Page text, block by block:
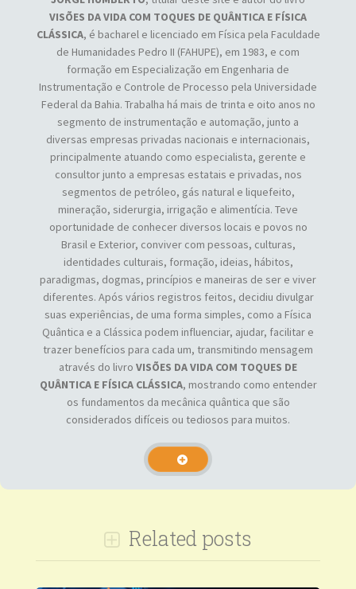
VISÕES DA VIDA COM TOQUES DE QUÂNTICA E FÍSICA
CLÁSSICA, é bacharel e licenciado em Física pela Faculdade
de Humanidades Pedro II (FAHUPE), em 1983, e com
formação em Especialização em Engenharia de
Instrumentação e Controle de Processo pela Universidade
Federal da Bahia. Trabalha há mais de trinta e oito anos no
segmento de instrumentação e automação, junto a
diversas empresas privadas nacionais e internacionais,
principalmente atuando como especialista, gerente e
consultor junto a empresas estatais e privadas, nos
segmentos de petróleo, gás natural e liquefeito,
mineração, siderurgia, irrigação e alimentícia. Teve
oportunidade de conhecer diversos locais e povos no
Brasil e Exterior, conviver com pessoas, culturas,
identidades culturais, formação, ideias, hábitos,
paradigmas, dogmas, princípios e maneiras de ser e viver
diferentes. Após vários registros feitos, decidiu divulgar
suas experiências, de uma forma simples, como a Física
Quântica e a Clássica podem influenciar, ajudar, facilitar e
trazer benefícios para cada um, transmitindo mensagem
através do livro VISÕES DA VIDA COM TOQUES DE
QUÂNTICA E FÍSICA CLÁSSICA, mostrando como entender
os fundamentos da mecânica quântica que são
considerados difíceis ou tediosos para muitos.
Related posts